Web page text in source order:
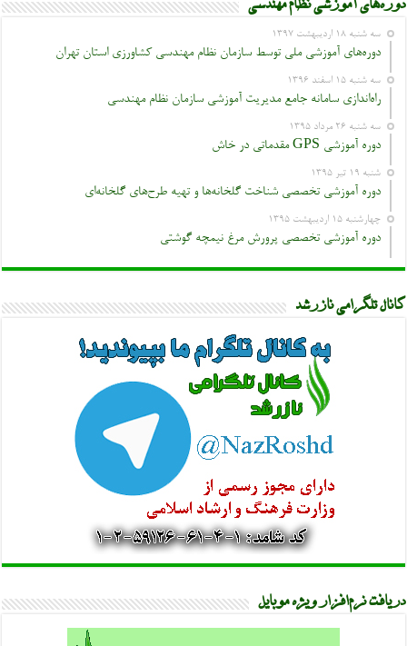
دوره‌های آموزشی نظام مهندسی
سه شنبه ۱۸ اردیبهشت ۱۳۹۷
دوره‌های آموزشی ملی توسط سازمان نظام مهندسی کشاورزی استان تهران
سه شنبه ۱۵ اسفند ۱۳۹۶
راه‌اندازی سامانه جامع مدیریت آموزشی سازمان نظام مهندسی
سه شنبه ۲۶ مرداد ۱۳۹۵
دوره آموزشی GPS مقدماتی در خاش
شنبه ۱۹ تیر ۱۳۹۵
دوره آموزشی تخصصی شناخت گلخانه‌ها و تهیه طرح‌های گلخانه‌ای
چهارشنبه ۱۵ اردیبهشت ۱۳۹۵
دوره آموزشی تخصصی پرورش مرغ نیمچه گوشتی
کانال تلگرامی نازرشد
دریافت نرم‌افزار ویژه موبایل